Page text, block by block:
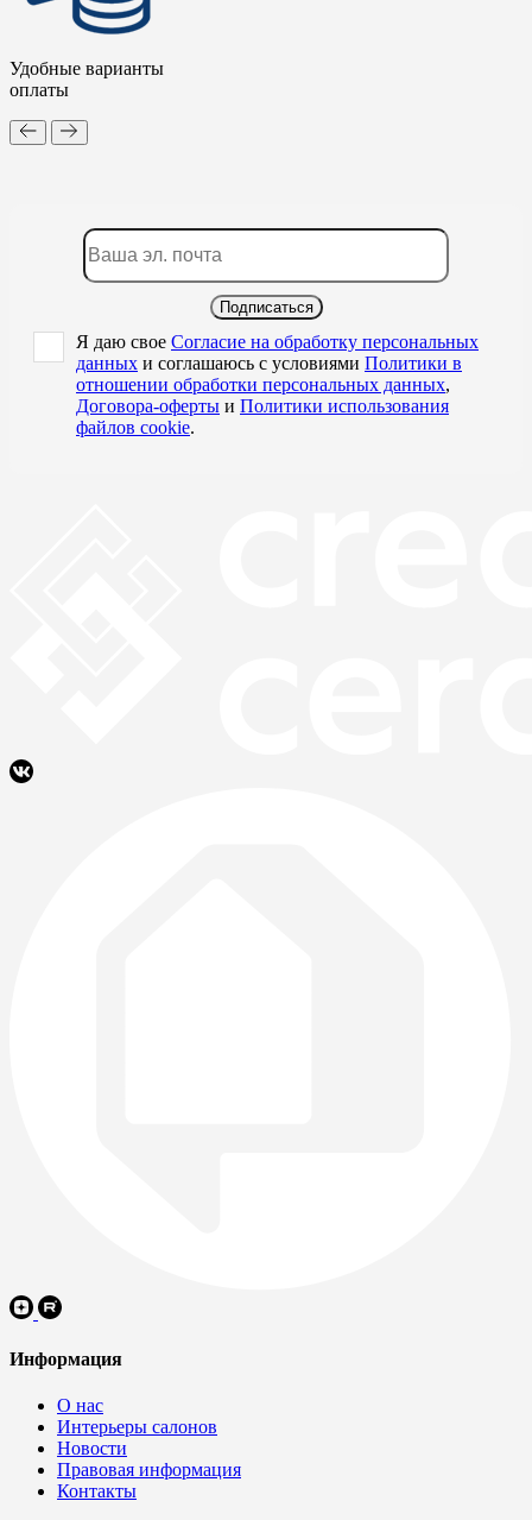
Удобные варианты
оплаты
Подписаться
Я даю свое Согласие на обработку персональных
данных и соглашаюсь с условиями Политики в
отношении обработки персональных данных,
Договора-оферты и Политики использования
файлов cookie.
Информация
О нас
Интерьеры салонов
Новости
Правовая информация
Контакты